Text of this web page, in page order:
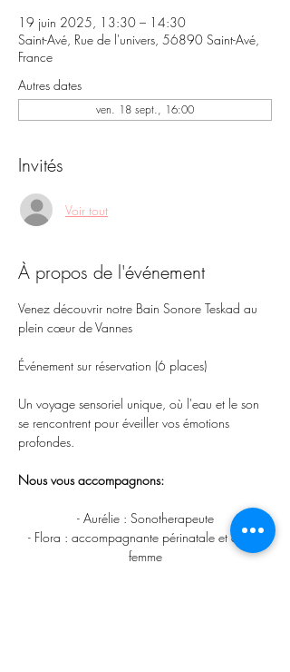
19 juin 2025, 13:30 – 14:30
Saint-Avé, Rue de l'univers, 56890 Saint-Avé,
France
Autres dates
ven. 18 sept., 16:00
Invités
Voir tout
À propos de l'événement
Venez découvrir notre Bain Sonore Teskad au
plein cœur de Vannes
Événement sur réservation (6 places)
Un voyage sensoriel unique, où l'eau et le son
se rencontrent pour éveiller vos émotions
profondes.
Nous vous accompagnons:
- Aurélie : Sonotherapeute
- Flora : accompagnante périnatale et de la
femme